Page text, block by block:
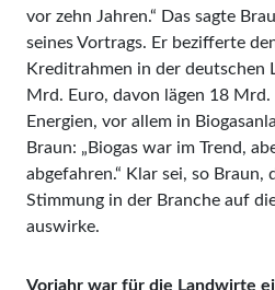
vor zehn Jahren.“ Das sagte
seines Vortrags. Er bezifferte
Kreditrahmen in der
Mrd. Euro, davon lägen 18
Energien, vor allem in
Braun: „Biogas war im Trend,
abgefahren.“ Klar sei, so Braun,
Stimmung in der Branche auf
auswirke.
Vorjahr war für die Landwirte